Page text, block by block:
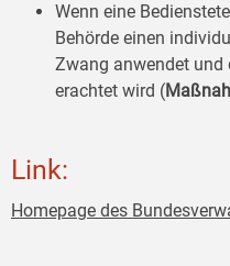
Wenn eine
Behörde einen
Zwang anwendet und
erachtet wird (
Link:
Homepage des